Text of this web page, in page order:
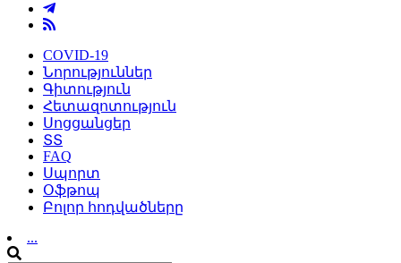
COVID-19
Նորություններ
Գիտություն
Հետազոտություն
Սոցցանցեր
ՏՏ
FAQ
Սպորտ
Օֆթոպ
Բոլոր հոդվածները
...